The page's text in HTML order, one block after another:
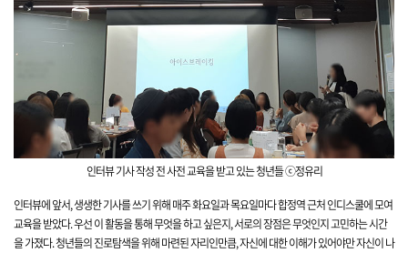
인터뷰 기사 작성 전 사전 교육을 받고 있는 청년들ⓒ정유리
인터뷰에 앞서, 생생한 기사를 쓰기 위해 매주 화요일과 목요일마다 합정역 근처 인디스쿨에 모여
교육을 받았다. 우선 이 활동을 통해 무엇을 하고 싶은지, 서로의 장점은 무엇인지 고민하는 시간
을 가졌다. 청년들의 진로탐색을 위해 마련된 자리인만큼, 자신에 대한 이해가 있어야만 자신이 나